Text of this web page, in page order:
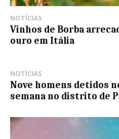
NOTÍCIAS
Vinhos de Borba
ouro em Itália
NOTÍCIAS
Nove homens detidos
semana no distrito de